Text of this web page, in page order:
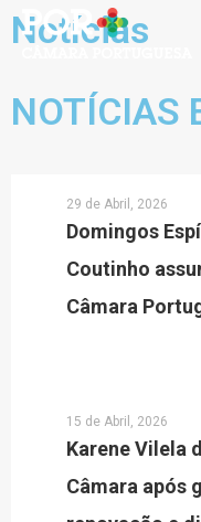
Notícias
NOTÍCIAS
29 de Abril, 2026
Domingos
Coutinho
Câmara
15 de Abril, 2026
Karene Vilela
Câmara após